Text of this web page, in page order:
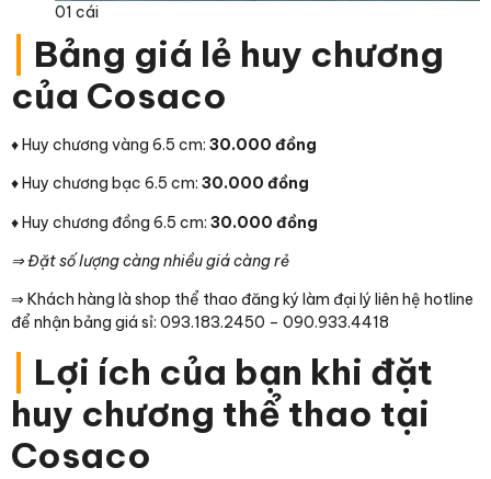
01 cái
Bảng giá lẻ huy chương
của Cosaco
♦ Huy chương vàng 6.5 cm: 30.000 đồng
♦ Huy chương bạc 6.5 cm: 30.000 đồng
♦ Huy chương đồng 6.5 cm: 30.000 đồng
⇒ Đặt số lượng càng nhiều giá càng rẻ
⇒ Khách hàng là shop thể thao đăng ký làm đại lý liên hệ hotline
để nhận bảng giá sỉ: 093.183.2450 – 090.933.4418
Lợi ích của bạn khi đặt
huy chương thể thao tại
Cosaco